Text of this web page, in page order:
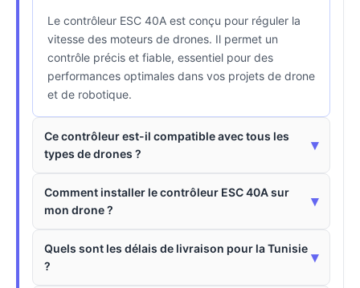
Le contrôleur ESC 40A est conçu pour réguler la
vitesse des moteurs de drones. Il permet un
contrôle précis et fiable, essentiel pour des
performances optimales dans vos projets de drone
et de robotique.
Ce contrôleur est-il compatible avec tous les
types de drones ?
▾
Comment installer le contrôleur ESC 40A sur
mon drone ?
▾
Quels sont les délais de livraison pour la Tunisie
?
▾